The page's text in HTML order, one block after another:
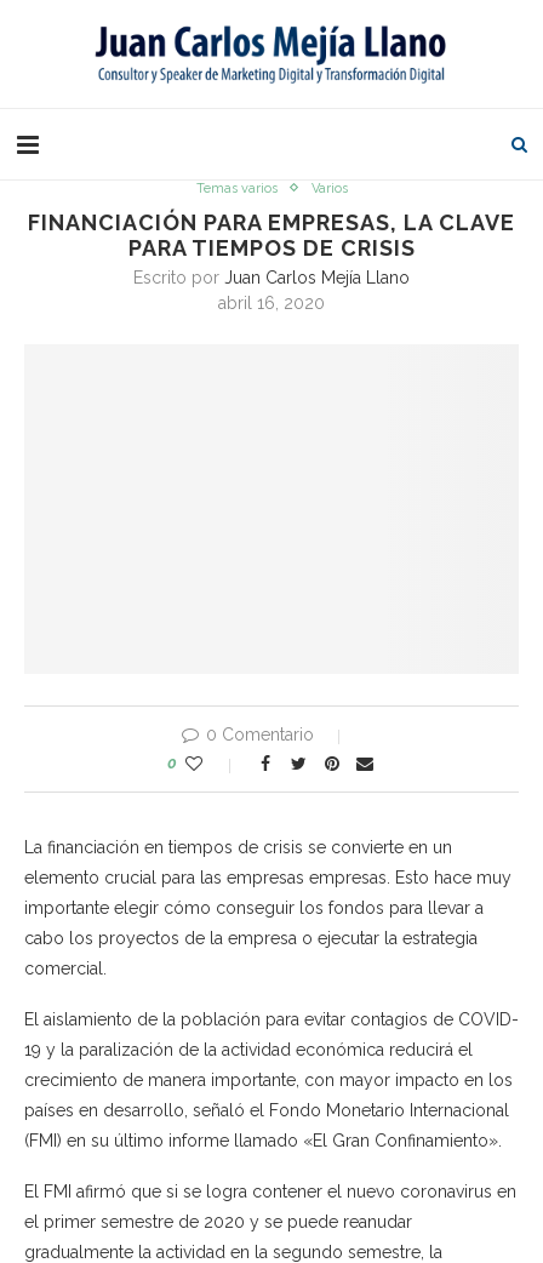
Temas varios Varios
FINANCIACIÓN PARA EMPRESAS, LA CLAVE
PARA TIEMPOS DE CRISIS
Escrito por Juan Carlos Mejía Llano
abril 16, 2020
0 Comentario
0
La financiación en tiempos de crisis se convierte en un
elemento crucial para las empresas empresas. Esto hace muy
importante elegir cómo conseguir los fondos para llevar a
cabo los proyectos de la empresa o ejecutar la estrategia
comercial.
El aislamiento de la población para evitar contagios de COVID-
19 y la paralización de la actividad económica reducirá el
crecimiento de manera importante, con mayor impacto en los
países en desarrollo, señaló el Fondo Monetario Internacional
(FMI) en su último informe llamado «El Gran Confinamiento».
El FMI afirmó que si se logra contener el nuevo coronavirus en
el primer semestre de 2020 y se puede reanudar
gradualmente la actividad en la segundo semestre, la